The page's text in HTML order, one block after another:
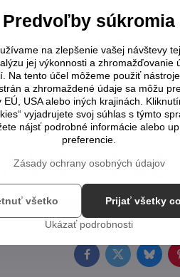
Channel, max. 16 GB,
3.0/2.0 x16 (režim PCIe 3.0 je
1x D-Sub (VGA)
Gigabit LAN (Realtek® 8111F),
High Definition Audio
ktorá ponúka výborný pomer
pre nenáročné kancelárske
Základná
FacebookTwitter
Predvoľby súkromia
na zlepšenie vašej návštevy
jej výkonnosti a zhromažďovanie
Na tento účel môžeme použiť
a zhromaždené údaje sa môžu
EÚ, USA alebo iných krajinách.
vyjadrujete svoj súhlas s týmto
nájsť podrobné informácie alebo
preferencie.
Zásady ochrany osobných údajov
Ukázať podrobnosti
Prijať všetky
všetko